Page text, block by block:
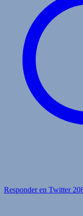
Responder en Twitter